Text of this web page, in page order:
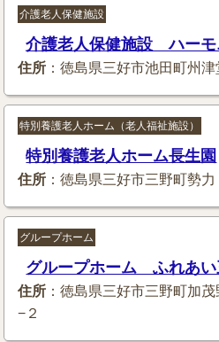
介護老人保健施設
介護老人保健施設 ハーモ
住所 ：徳島県三好市池田町州津
特別養護老人ホーム（老人福祉施設）
特別養護老人ホーム長生園
住所 ：徳島県三好市三野町勢力
グループホーム
グループホーム ふれあい
住所 ：徳島県三好市三野町加
−２